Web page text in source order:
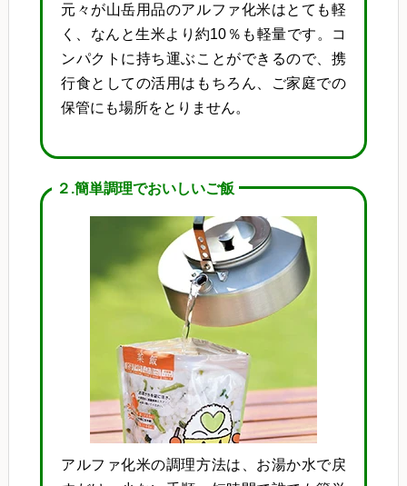
元々が山岳用品のアルファ化米はとても軽
く、なんと生米より約10％も軽量です。コ
ンパクトに持ち運ぶことができるので、携
行食としての活用はもちろん、ご家庭での
保管にも場所をとりません。
２.簡単調理でおいしいご飯
アルファ化米の調理方法は、お湯か水で戻